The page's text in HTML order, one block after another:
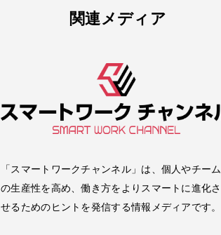
関連メディア
「スマートワークチャンネル」は、個人やチーム
の生産性を高め、働き方をよりスマートに進化さ
せるためのヒントを発信する情報メディアです。